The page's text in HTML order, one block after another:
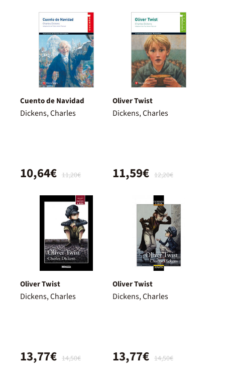
Cuento de Navidad
Dickens, Charles
11,20€
10,64€
Oliver Twist
Dickens, Charles
12,20€
11,59€
Oliver Twist
Dickens, Charles
14,50€
13,77€
Oliver Twist
Dickens, Charles
14,50€
13,77€